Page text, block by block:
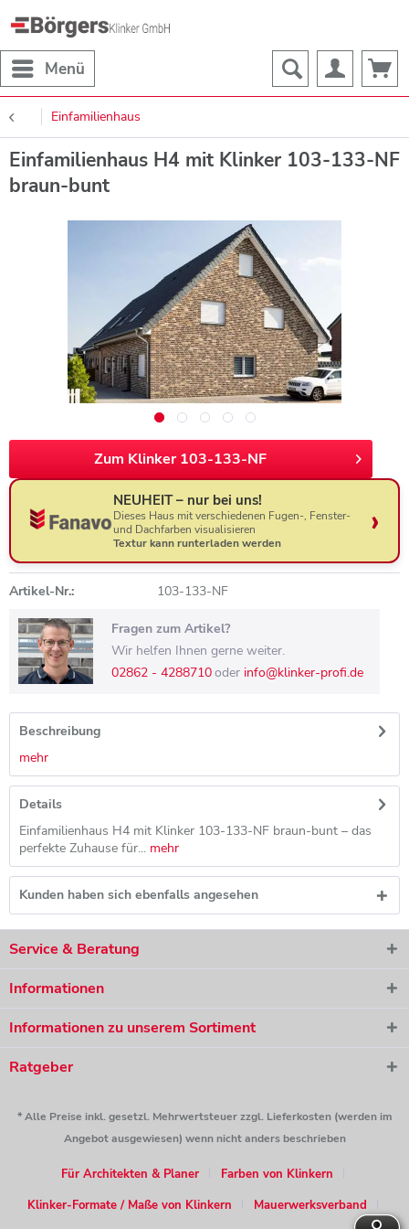
Menü
Einfamilienhaus
Einfamilienhaus H4 mit Klinker 103-133-NF
braun-bunt
Zum Klinker 103-133-NF
NEUHEIT – nur bei uns!
Dieses Haus mit verschiedenen Fugen-, Fenster-
und Dachfarben visualisieren
Textur kann runterladen werden
Artikel-Nr.: 103-133-NF
Fragen zum Artikel?
Wir helfen Ihnen gerne weiter.
02862 - 4288710oder info@klinker-profi.de
Beschreibung
mehr
Details
Einfamilienhaus H4 mit Klinker 103-133-NF braun-bunt – das
perfekte Zuhause für... mehr
Kunden haben sich ebenfalls angesehen
Service & Beratung
Informationen
Informationen zu unserem Sortiment
Ratgeber
* Alle Preise inkl. gesetzl. Mehrwertsteuer zzgl. Lieferkosten (werden im
Angebot ausgewiesen) wenn nicht anders beschrieben
Für Architekten & Planer
Farben von Klinkern
Klinker-Formate / Maße von Klinkern
Mauerwerksverband